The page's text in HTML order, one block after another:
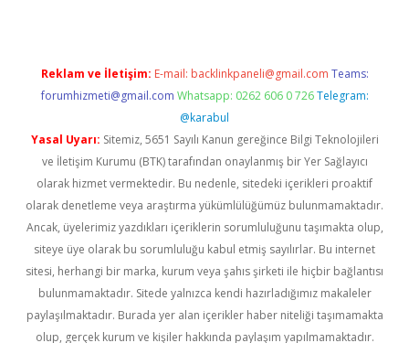
Reklam ve İletişim: E-mail: backlinkpaneli@gmail.com Teams:
forumhizmeti@gmail.com Whatsapp: 0262 606 0 726 Telegram:
@karabul
Yasal Uyarı: Sitemiz, 5651 Sayılı Kanun gereğince Bilgi Teknolojileri
ve İletişim Kurumu (BTK) tarafından onaylanmış bir Yer Sağlayıcı
olarak hizmet vermektedir. Bu nedenle, sitedeki içerikleri proaktif
olarak denetleme veya araştırma yükümlülüğümüz bulunmamaktadır.
Ancak, üyelerimiz yazdıkları içeriklerin sorumluluğunu taşımakta olup,
siteye üye olarak bu sorumluluğu kabul etmiş sayılırlar. Bu internet
sitesi, herhangi bir marka, kurum veya şahıs şirketi ile hiçbir bağlantısı
bulunmamaktadır. Sitede yalnızca kendi hazırladığımız makaleler
paylaşılmaktadır. Burada yer alan içerikler haber niteliği taşımamakta
olup, gerçek kurum ve kişiler hakkında paylaşım yapılmamaktadır.